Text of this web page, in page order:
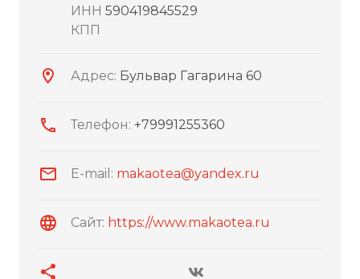
ИНН 590419845529
КПП
Адрес: Бульвар Гагарина 60
Телефон: +79991255360
E-mail: makaotea@yandex.ru
Сайт: https://www.makaotea.ru